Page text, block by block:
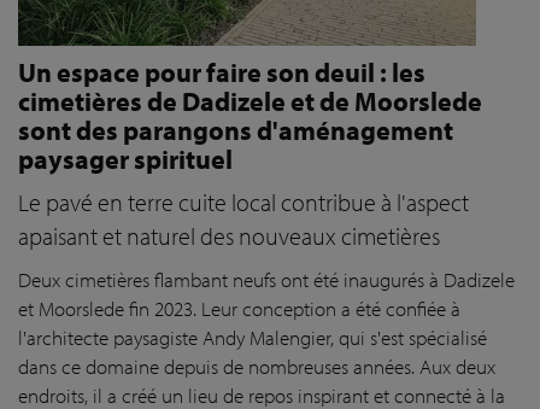
Un espace pour faire son deuil : les
cimetières de Dadizele et de Moorslede
sont des parangons d'aménagement
paysager spirituel
Le pavé en terre cuite local contribue à l'aspect
apaisant et naturel des nouveaux cimetières
Deux cimetières flambant neufs ont été inaugurés à Dadizele
et Moorslede fin 2023. Leur conception a été confiée à
l'architecte paysagiste Andy Malengier, qui s'est spécialisé
dans ce domaine depuis de nombreuses années. Aux deux
endroits, il a créé un lieu de repos inspirant et connecté à la